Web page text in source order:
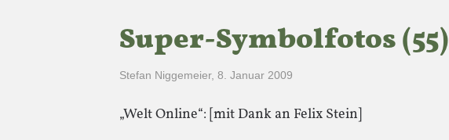
Super-Symbolfotos (55)
Stefan Niggemeier, 8. Januar 2009
„Welt Online“: [mit Dank an Felix Stein]